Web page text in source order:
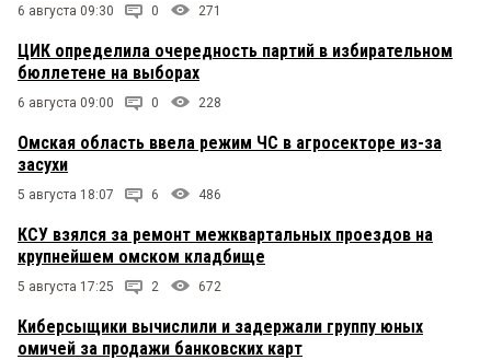
6 августа 09:30 0 271
ЦИК определила очередность партий в избирательном
бюллетене на выборах
6 августа 09:00 0 228
Омская область ввела режим ЧС в агросекторе из-за
засухи
5 августа 18:07 6 486
КСУ взялся за ремонт межквартальных проездов на
крупнейшем омском кладбище
5 августа 17:25 2 672
Киберсыщики вычислили и задержали группу юных
омичей за продажи банковских карт